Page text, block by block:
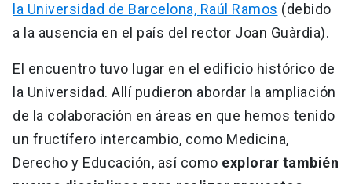
la Universidad de Barcelona, Raúl Ramos (debido
a la ausencia en el país del rector Joan Guàrdia).
El encuentro tuvo lugar en el edificio histórico de
la Universidad. Allí pudieron abordar la ampliación
de la colaboración en áreas en que hemos tenido
un fructífero intercambio, como Medicina,
Derecho y Educación, así como explorar también